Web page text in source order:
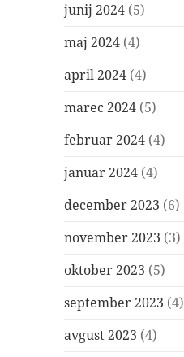
junij 2024 (5)
maj 2024 (4)
april 2024 (4)
marec 2024 (5)
februar 2024 (4)
januar 2024 (4)
december 2023 (6)
november 2023 (3)
oktober 2023 (5)
september 2023 (4)
avgust 2023 (4)